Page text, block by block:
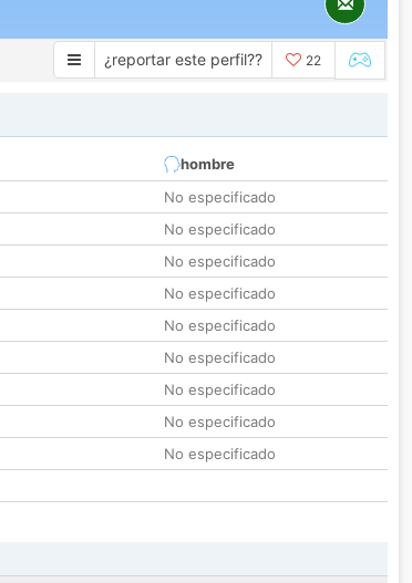
¿reportar este perfil?? 22
hombre
No especificado
No especificado
No especificado
No especificado
No especificado
No especificado
No especificado
No especificado
No especificado